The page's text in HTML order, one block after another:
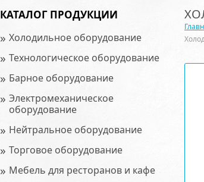
КАТАЛОГ ПРОДУКЦИИ
» Холодильное оборудование
» Технологическое оборудование
» Барное оборудование
» Электромеханическое
оборудование
» Нейтральное оборудование
» Торговое оборудование
» Мебель для ресторанов и кафе